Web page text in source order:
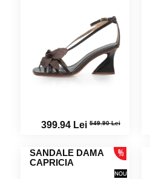
399.94 Lei 549.90 Lei
SANDALE DAMA
CAPRICIA